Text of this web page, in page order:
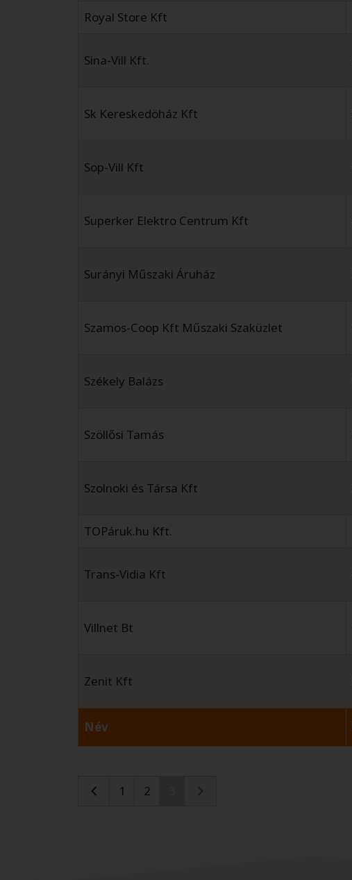
Név
Royal Store Kft
Sina-Vill Kft.
Sk Kereskedöház Kft
Sop-Vill Kft
Superker Elektro Centrum Kft
Surányi Műszaki Áruház
Szamos-Coop Kft Műszaki Szaküzlet
Székely Balázs
Szöllősi Tamás
Szolnoki és Társa Kft
TOPáruk.hu Kft.
Trans-Vidia Kft
Villnet Bt
Zenit Kft
1 2